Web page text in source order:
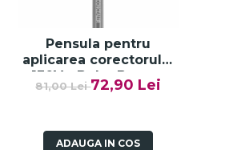
Pensula pentru
aplicarea corectorului
130V - Boho Beauty
Concealer - Paese
81,00 Lei72,90 Lei
ADAUGA IN COS